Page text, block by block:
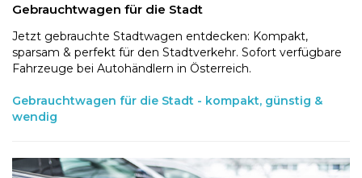
Gebrauchtwagen für die Stadt
Jetzt gebrauchte Stadtwagen entdecken: Kompakt,
sparsam & perfekt für den Stadtverkehr. Sofort verfügbare
Fahrzeuge bei Autohändlern in Österreich.
Gebrauchtwagen für die Stadt - kompakt, günstig &
wendig